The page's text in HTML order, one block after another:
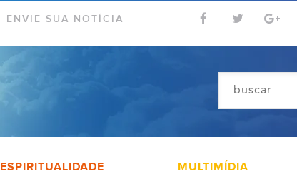
ENVIE SUA NOTÍCIA
ESPIRITUALIDADE MULTIMÍDIA